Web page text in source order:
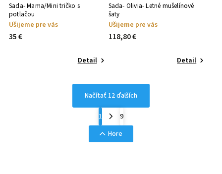
Sada- Mama/Mini tričko s
potlačou
Ušijeme pre vás
35 €
Detail
Sada- Olivia- Letné mušelínové
šaty
Ušijeme pre vás
118,80 €
Detail
Načítať 12 ďalších
1
9
Hore